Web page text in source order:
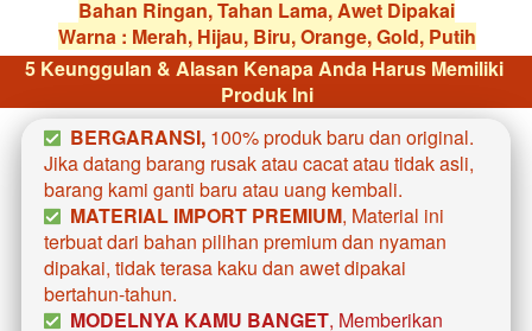
Bahan Ringan, Tahan Lama, Awet Dipakai
Warna : Merah, Hijau, Biru, Orange, Gold, Putih
5 Keunggulan & Alasan Kenapa Anda Harus Memiliki
Produk Ini
BERGARANSI, 100% produk baru dan original.
Jika datang barang rusak atau cacat atau tidak asli,
barang kami ganti baru atau uang kembali.
MATERIAL IMPORT PREMIUM, Material ini
terbuat dari bahan pilihan premium dan nyaman
dipakai, tidak terasa kaku dan awet dipakai
bertahun-tahun.
MODELNYA KAMU BANGET, Memberikan